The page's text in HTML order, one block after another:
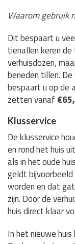
Waarom gebruik
Dit bespaart u
tienallen keren
verhuisdozen,
beneden tillen.
bespaart u op de
zetten vanaf
Klusservice
De klusservice
en rond het huis
als in het oude
geldt
worden en dat
zijn. Door de
huis direct klaar
In het nieuwe